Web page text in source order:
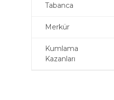
Tabanca
Merkür
Kumlama
Kazanları